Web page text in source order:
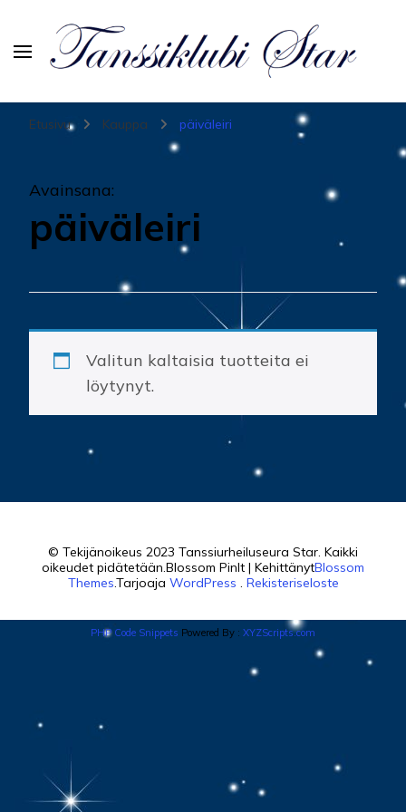
Tanssiurheiluseura Star
Etusivu Kauppa päiväleiri
Avainsana:
päiväleiri
Valitun kaltaisia tuotteita ei
löytynyt.
© Tekijänoikeus 2023 Tanssiurheiluseura Star. Kaikki
oikeudet pidätetään.Blossom PinIt | KehittänytBlossom
Themes.Tarjoaja WordPress . Rekisteriseloste
PHP Code Snippets Powered By : XYZScripts.com